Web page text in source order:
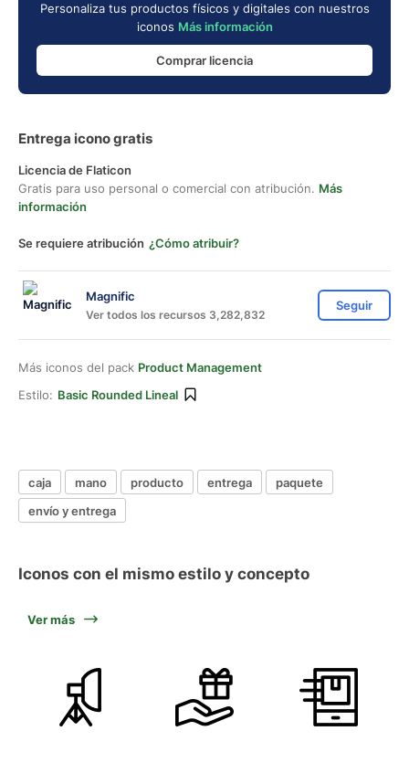
Personaliza tus productos físicos y digitales con nuestros
iconos Más información
Comprar licencia
Entrega icono gratis
Licencia de Flaticon
Gratis para uso personal o comercial con atribución. Más
información
Se requiere atribución ¿Cómo atribuir?
Magnific
Ver todos los recursos 3,282,832
Seguir
Más iconos del pack Product Management
Estilo: Basic Rounded Lineal
caja mano producto entrega
paquete
envío y entrega
Iconos con el mismo estilo y concepto
Ver más